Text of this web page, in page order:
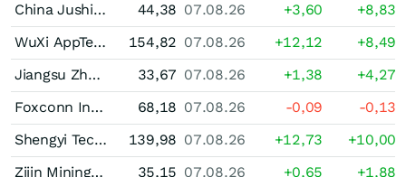
China Jushi (A)
44,38 07.08.26 +3,60
+8,83
WuXi AppTec Ltd. Registered (A)
154,82 07.08.26 +12,12
+8,49
Jiangsu Zhongtian Technology (A)
33,67 07.08.26 +1,38
+4,27
Foxconn Industrial Internet Ltd. Registered (A)
68,18 07.08.26 -0,09
-0,13
Shengyi Technology Shs(A)
139,98 07.08.26 +12,73
+10,00
Zijin Mining Group Shs(A)
35,15 07.08.26 +0,65
+1,88